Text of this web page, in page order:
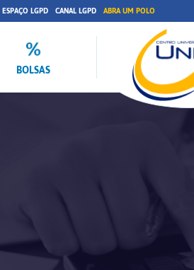
ESPAÇO LGPD CANAL LGPD ABRA UM POLO
BOLSAS